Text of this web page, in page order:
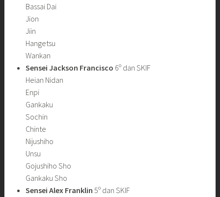
Bassai Dai
Jion
Jiin
Hangetsu
Wankan
Sensei Jackson Francisco 6º dan SKIF
Heian Nidan
Enpi
Gankaku
Sochin
Chinte
Nijushiho
Unsu
Gojushiho Sho
Gankaku Sho
Sensei Alex Franklin 5º dan SKIF